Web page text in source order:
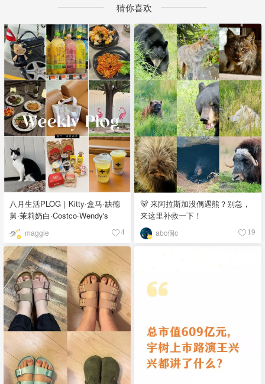
猜你喜欢
八月生活PLOG｜Kitty·盒马·缺德
舅·茉莉奶白·Costco·Wendy's
maggie 4
🐻 来阿拉斯加没偶遇熊？别急，
来这里补救一下！
abc個c 19